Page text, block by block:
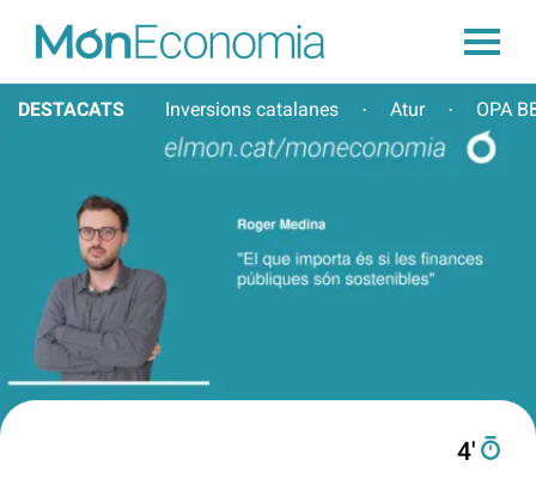
DESTACATS Inversions catalanes · Atur · OPA
4′